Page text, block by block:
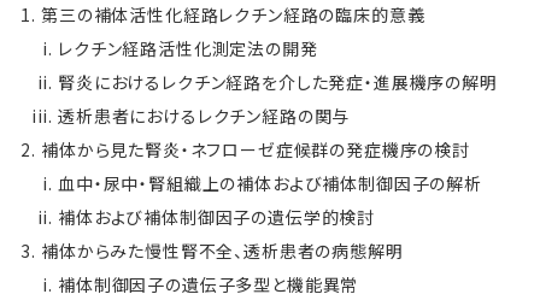
第三の補体活性化経路レクチン経路の臨床的意義
レクチン経路活性化測定法の開発
腎炎におけるレクチン経路を介した発症・進展機序の解明
透析患者におけるレクチン経路の関与
補体から見た腎炎・ネフローゼ症候群の発症機序の検討
血中・尿中・腎組織上の補体および補体制御因子の解析
補体および補体制御因子の遺伝学的検討
補体からみた慢性腎不全、透析患者の病態解明
補体制御因子の遺伝子多型と機能異常